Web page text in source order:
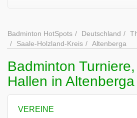
Badminton HotSpots Deutschland
Saale-Holzland-Kreis
Altenberga
Badminton
Hallen in Altenberga
VEREINE